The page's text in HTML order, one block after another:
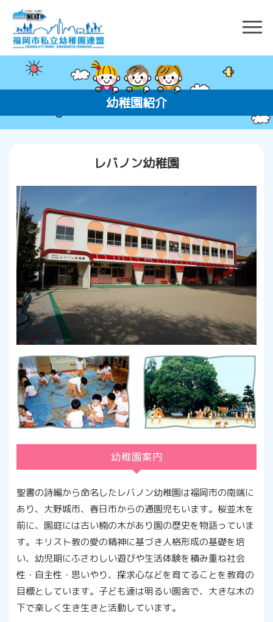
幼稚園紹介
レバノン幼稚園
幼稚園案内
聖書の詩編から命名したレバノン幼稚園は福岡市の南端に
あり、大野城市、春日市からの通園児もいます。桜並木を
前に、園庭には古い楠の木があり園の歴史を物語っていま
す。キリスト教の愛の精神に基づき人格形成の基礎を培
い、幼児期にふさわしい遊びや生活体験を積み重ね社会
性・自主性・思いやり、探求心などを育てることを教育の
目標としています。子ども達は明るい園舎で、大きな木の
下で楽しく生き生きと活動しています。